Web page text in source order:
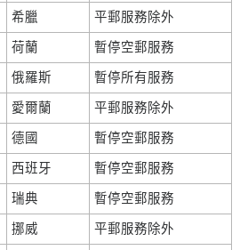
希臘 平郵服務除外
荷蘭 暫停空郵服務
俄羅斯 暫停所有服務
愛爾蘭 平郵服務除外
德國 暫停空郵服務
西班牙 暫停空郵服務
瑞典 暫停空郵服務
挪威 平郵服務除外